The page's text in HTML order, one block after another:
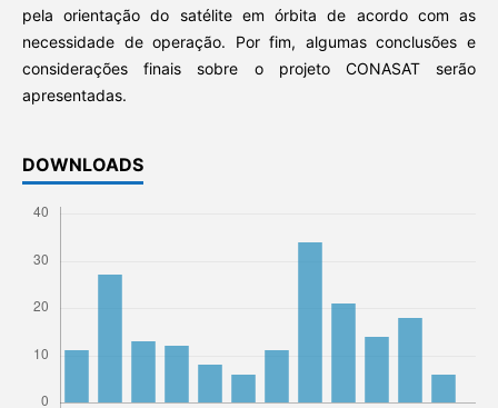
pela orientação do satélite em órbita de acordo com as
necessidade de operação. Por fim, algumas conclusões e
considerações finais sobre o projeto CONASAT serão
apresentadas.
DOWNLOADS